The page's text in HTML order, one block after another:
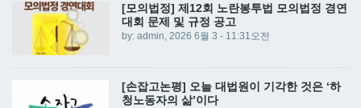
[모의법정] 제12회 노란봉투법 모의법정 경연
대회 문제 및 규정 공고
by: admin, 2026 6월 3 - 11:31오전
[손잡고논평] 오늘 대법원이 기각한 것은 ‘하
청노동자의 삶’이다